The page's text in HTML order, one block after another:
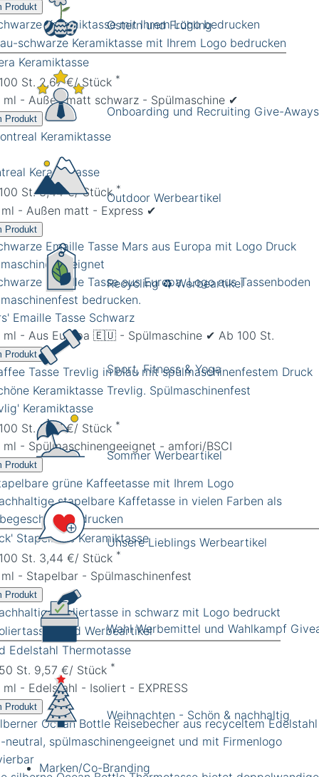
Ostern und Frühling
Onboarding und Recruiting Give-Aways
Outdoor Werbeartikel
Recycling ♻️ Werbeartikel
Sport, Fitness & Yoga
Sommer Werbeartikel
Unsere Lieblings Werbeartikel
Wahl Werbemittel und Wahlkampf
Weihnachten - Schön & nachhaltig
Marken/Co-Branding
Produkt
Keramiktasse
St. 2,67 €/ Stück *
- Außen matt schwarz - Spülmaschine ✔︎
Produkt
Keramiktasse
St. 3,44 €/ Stück*
- Außen matt - Express ✔︎
Produkt
Emaille Tasse Schwarz
ml - Aus Europa 🇪🇺 - Spülmaschine ✔︎ Ab 100 St.
Produkt
Keramiktasse
St. 3,67 €/ Stück *
- Spülmaschinengeeignet - amfori/BSCI
Produkt
Stapelbare Keramiktasse
St. 3,44 €/ Stück *
- Stapelbar - Spülmaschinenfest
Produkt
Edelstahl Thermotasse
St. 9,57 €/ Stück *
- Edelstahl - Isoliert - EXPRESS
Produkt